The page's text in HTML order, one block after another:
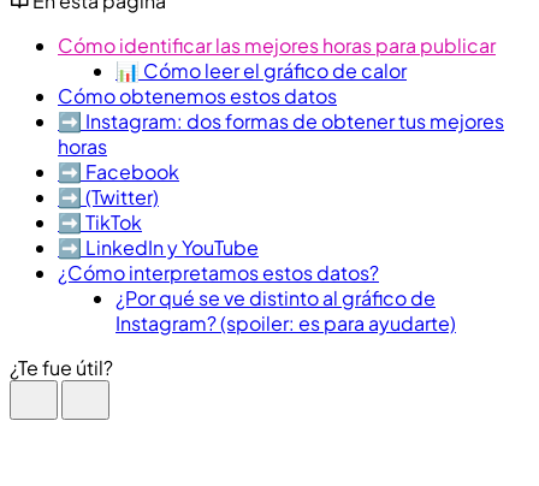
Cómo identificar las mejores horas para publicar
📊 Cómo leer el gráfico de calor
Cómo obtenemos estos datos
➡️​ Instagram: dos formas de obtener tus mejores
horas
➡️​ Facebook
➡️ (Twitter)
➡️​ TikTok
➡️​ LinkedIn y YouTube
¿Cómo interpretamos estos datos?
¿Por qué se ve distinto al gráfico de
Instagram? (spoiler: es para ayudarte)
¿Te fue útil?